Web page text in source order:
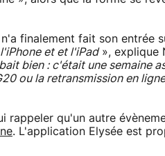
finalement fait son entrée
et et l'iPad», explique
bien : c'était une semaine
ou la retransmission en
rappeler qu'un autre
. L'application Elysée est